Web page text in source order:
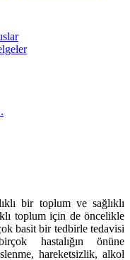
bir toplum ve sağlıklı
toplum için de öncelikle
basit bir tedbirle tedavisi
hastalığın önüne
hareketsizlik, alkol